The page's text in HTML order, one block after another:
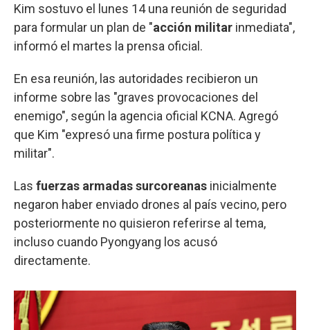
Kim sostuvo el lunes 14 una reunión de seguridad
para formular un plan de "acción militar inmediata",
informó el martes la prensa oficial.
En esa reunión, las autoridades recibieron un
informe sobre las "graves provocaciones del
enemigo", según la agencia oficial KCNA. Agregó
que Kim "expresó una firme postura política y
militar".
Las fuerzas armadas surcoreanas inicialmente
negaron haber enviado drones al país vecino, pero
posteriormente no quisieron referirse al tema,
incluso cuando Pyongyang los acusó
directamente.